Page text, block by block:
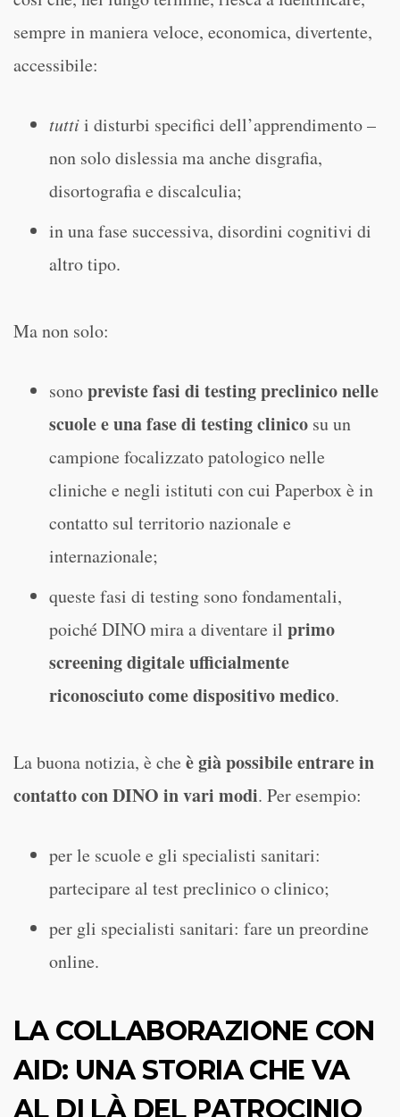
sempre in maniera veloce, economica, divertente,
accessibile:
tuttii disturbi specifici dell’apprendimento –
non solo dislessia ma anche disgrafia,
disortografia e discalculia;
in una fase successiva, disordini cognitivi di
altro tipo.
Ma non solo:
sonopreviste fasi di testing preclinico nelle
scuole e una fase di testing clinico su un
campione focalizzato patologico nelle
cliniche e negli istituti con cui Paperbox è in
contatto sul territorio nazionale e
internazionale;
queste fasi di testing sono fondamentali,
poiché DINO mira a diventare il primo
screening digitale ufficialmente
riconosciuto come dispositivo medico.
La buona notizia, è che è già possibile entrare in
contatto con DINO in vari modi. Per esempio:
per le scuole e gli specialisti sanitari:
partecipare al test preclinico o clinico;
per gli specialisti sanitari: fare un preordine
online.
LA COLLABORAZIONE CON
AID: UNA STORIA CHE VA
AL DI LÀ DEL PATROCINIO